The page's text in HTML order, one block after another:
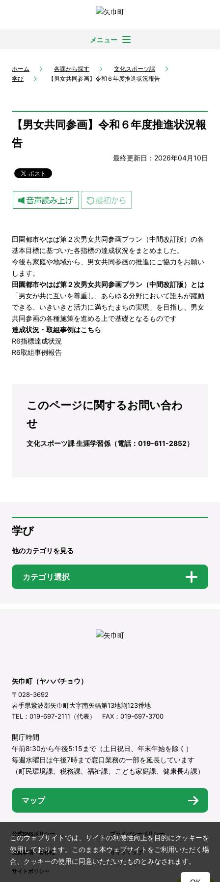
メニュー
ホーム 各課から探す
文化スポーツ課
学び
【男女共同参画】令和６年度推進状況報告
【男女共同参画】令和６年度推進状況報
告
最終更新日：2026年04月10日
田園都市やはば第２次男女共同参画プラン（中間改訂版）の各
基本目標に基づいた各指標の達成状況をまとめました。
今後も家庭や地域から、男女共同参画の推進にご協力をお願い
します。
田園都市やはば第２次男女共同参画プラン（中間改訂版）とは
「男女が共に互いを尊重し、あらゆる分野において誰もが躍動
できる、いきいきと活力に満ちたまちの実現」を目指し、男女
共同参画の各種施策を進める上で基礎となるものです
達成状況・取組事例はこちら
R6指標達成状況
R6取組事例報告
このページに関するお問い合わ
せ
文化スポーツ課 生涯学習係（電話：019-611-2852）
学び
他のカテゴリを見る
カテゴリ選択
矢巾町（ヤハバチョウ）
〒028-3692
岩手県紫波郡矢巾町大字南矢幅第13地割123番地
TEL：019-697-2111（代表） FAX：019-697-3700
開庁時間
午前8:30から午後5:15まで（土日祝日、年末年始を除く）
毎週水曜日は午後7時まで窓口業務の一部を延長しています
（町民環境課、税務課、福祉課、こども家庭課、健康長寿課）
マップ
公式SNSポリシー プライバシーポリシー
免責事項・著作権 サイトマップ
サイトポリシー
このウェブサイトでは、サイトの利便性向上を目的にクッキーを
使用しております。このまま本ウェブサイトをご利用いただく場
合、クッキーの使用に同意いただいたものとみなされます。